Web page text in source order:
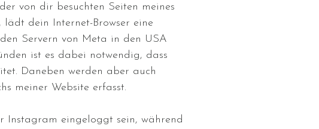
von dir besuchten Seiten meines
dein Internet-Browser eine
Servern von Meta in den USA
ist es dabei notwendig, dass
Daneben werden aber auch
meiner Website erfasst.
Instagram eingeloggt sein, während